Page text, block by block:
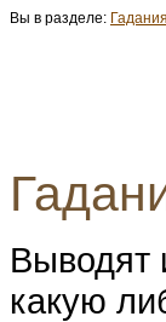
Вы в разделе:
Выводят
какую